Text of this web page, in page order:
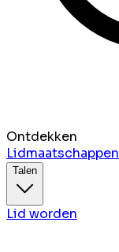
Ontdekken
Lidmaatschappen
Talen
Lid worden